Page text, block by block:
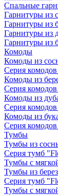
Спальные
Гарнитуры из
Гарнитуры из
Гарнитуры из
Гарнитуры из
Комоды
Комоды из
Серия
Комоды из
Серия
Комоды из
Серия
Комоды из
Серия
Тумбы
Тумбы из
Серия тумб
Тумбы с
Тумбы из
Серия тумб
Тумбы с